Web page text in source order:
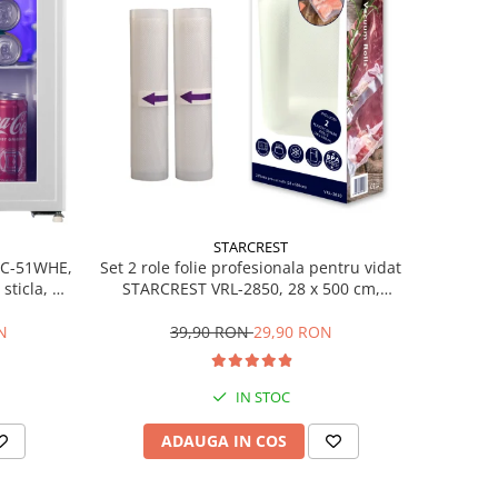
51WHE,
H
STARCREST
Set 2 role folie profesionala pentru vidat
STARCREST VRL-2850, 28 x 500 cm,
lavabile in masina de spalat, fara BPA,
transparent
39,90 RON29,90 RON
IN STOC
ADAUGA IN COS